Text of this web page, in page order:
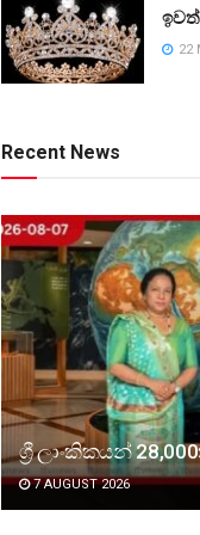
22
Recent News
ශ්‍රී ලාංකිකයන්
7 AUGUST 2026